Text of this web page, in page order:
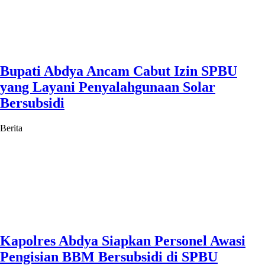
Bupati Abdya Ancam Cabut Izin SPBU
yang Layani Penyalahgunaan Solar
Bersubsidi
Berita
Kapolres Abdya Siapkan Personel Awasi
Pengisian BBM Bersubsidi di SPBU